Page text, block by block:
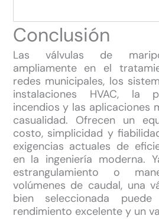
Conclusión
Las válvulas de
ampliamente en el
redes municipales, los
instalaciones HVAC, la
incendios y las aplicaciones
casualidad. Ofrecen un
costo, simplicidad y
exigencias actuales de
en la ingeniería moderna.
estrangulamiento o
volúmenes de caudal, una
bien seleccionada
rendimiento excelente y un